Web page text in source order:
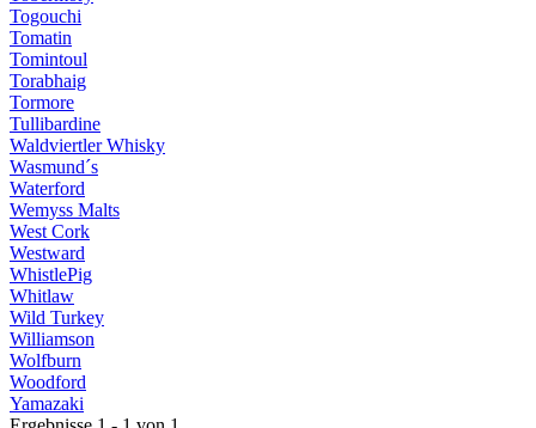
Togouchi
Tomatin
Tomintoul
Torabhaig
Tormore
Tullibardine
Waldviertler Whisky
Wasmund´s
Waterford
Wemyss Malts
West Cork
Westward
WhistlePig
Whitlaw
Wild Turkey
Williamson
Wolfburn
Woodford
Yamazaki